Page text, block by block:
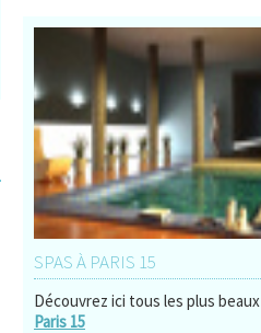
SPAS À PARIS 15
Découvrez ici tous les plus beaux
Paris 15